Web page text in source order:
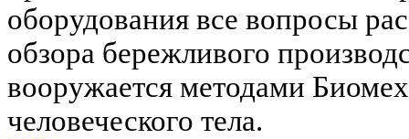
оборудования все вопросы
обзора бережливого
вооружается методами
человеческого тела.